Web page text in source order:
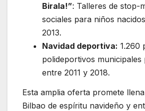
Birala!”: Talleres de stop-
sociales para niños
2013.
Navidad deportiva: 1.260
polideportivos municipales
entre 2011 y 2018.
Esta amplia oferta promete
Bilbao de espíritu navideño y